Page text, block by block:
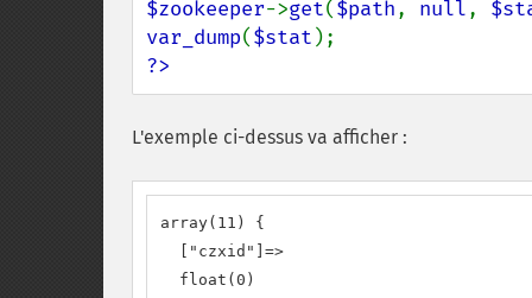
$zookeeper->get($path, null,
var_dump($stat
?>
L'exemple ci-dessus va afficher :
array(11) {
  ["czxid"]=>
  float(0)